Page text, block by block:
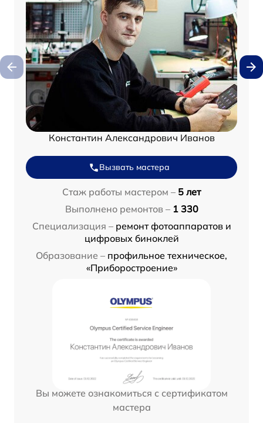
Константин Александрович Иванов
Вызвать мастера
Стаж работы мастером – 5 лет
Выполнено ремонтов – 1 330
Специализация – ремонт фотоаппаратов и
цифровых биноклей
Образование – профильное техническое,
«Приборостроение»
Вы можете ознакомиться с сертификатом
мастера